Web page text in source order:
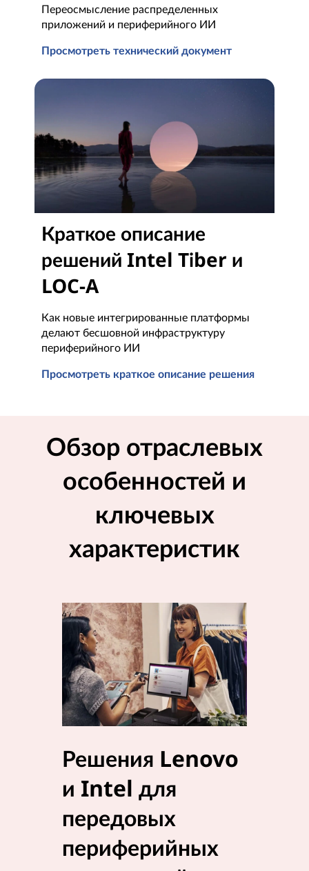
Переосмысление распределенных
приложений и периферийного ИИ
Просмотреть технический документ
Краткое описание
решений Intel Tiber и
LOC-A
Как новые интегрированные платформы
делают бесшовной инфраструктуру
периферийного ИИ
Просмотреть краткое описание решения
Обзор отраслевых
особенностей и
ключевых
характеристик
Решения Lenovo
и Intel для
передовых
периферийных